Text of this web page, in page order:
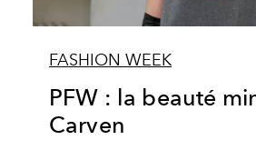
FASHION WEEK
PFW : la beauté
Carven